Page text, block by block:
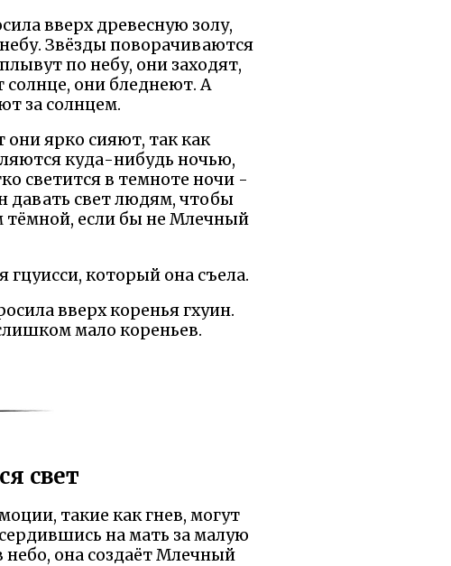
вверх древесную золу,
Звёзды поворачиваются
по небу, они заходят,
солнце, они бледнеют. А
за солнцем.
они ярко сияют, так как
куда-нибудь ночью,
светится в темноте ночи -
давать свет людям, чтобы
тёмной, если бы не Млечный
гцуисси, который она съела.
вверх коренья гхуин.
мало кореньев.
свет
такие как гнев, могут
на мать за малую
она создаёт Млечный